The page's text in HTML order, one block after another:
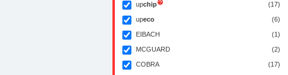
upchip (17)
upeco (6)
EIBACH (1)
MCGUARD (2)
COBRA (17)